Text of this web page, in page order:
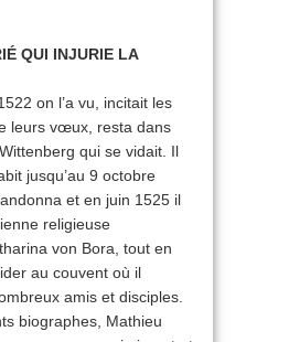
QUI INJURIE LA
on l’a vu, incitait les
leurs vœux, resta dans
qui se vidait. Il
jusqu’au 9 octobre
et en juin 1525 il
religieuse
von Bora, tout en
au couvent où il
amis et disciples.
biographes, Mathieu